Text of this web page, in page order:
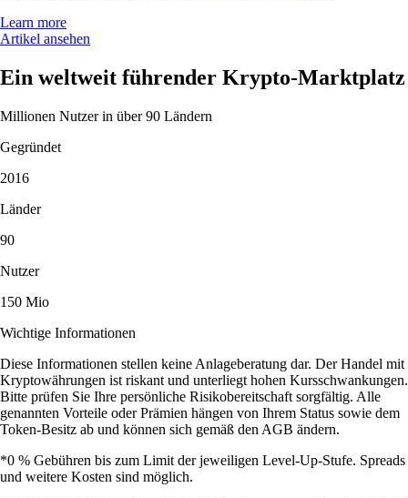
Learn more
Artikel ansehen
Ein weltweit führender Krypto-Marktplatz
Millionen Nutzer in über 90 Ländern
Gegründet
2016
Länder
90
Nutzer
150 Mio
Wichtige Informationen
Diese Informationen stellen keine Anlageberatung dar. Der Handel mit
Kryptowährungen ist riskant und unterliegt hohen Kursschwankungen.
Bitte prüfen Sie Ihre persönliche Risikobereitschaft sorgfältig. Alle
genannten Vorteile oder Prämien hängen von Ihrem Status sowie dem
Token-Besitz ab und können sich gemäß den AGB ändern.
*0 % Gebühren bis zum Limit der jeweiligen Level-Up-Stufe. Spreads
und weitere Kosten sind möglich.